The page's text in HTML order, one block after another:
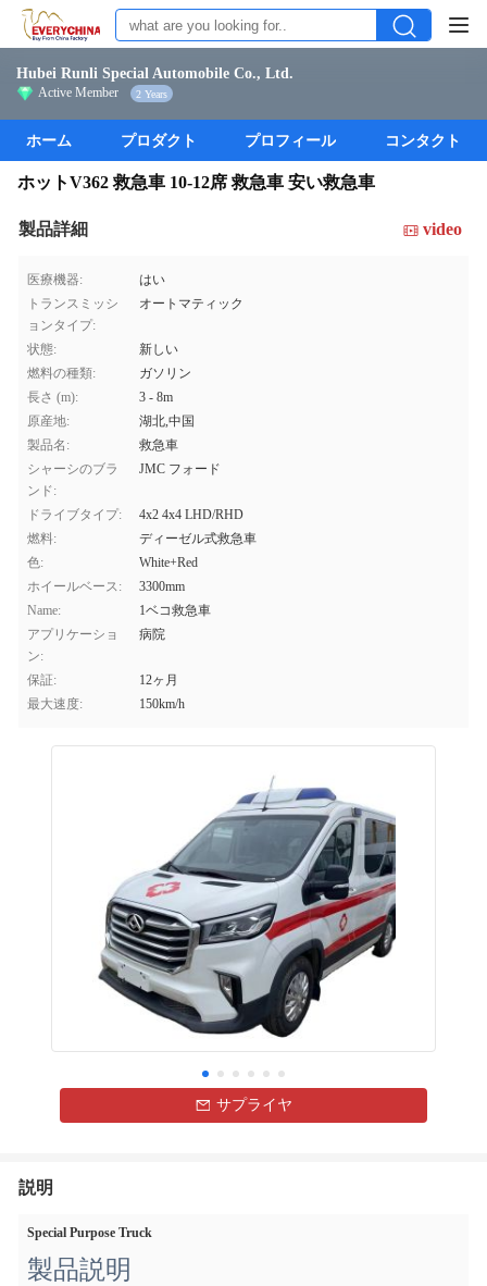
Hubei Runli Special Automobile Co., Ltd.
Active Member 2 Years
ホーム プロダクト プロフィール コンタクト
ホットV362 救急車 10-12席 救急車 安い救急車
製品詳細 video
医療機器:
はい
トランスミッシ
ョンタイプ:
オートマティック
状態:
新しい
燃料の種類:
ガソリン
長さ (m):
3 - 8m
原産地:
湖北,中国
製品名:
救急車
シャーシのブラ
ンド:
JMC フォード
ドライブタイプ:
4x2 4x4 LHD/RHD
燃料:
ディーゼル式救急車
色:
White+Red
ホイールベース:
3300mm
Name:
1ベコ救急車
アプリケーショ
ン:
病院
保証:
12ヶ月
最大速度:
150km/h
サプライヤ
説明
Special Purpose Truck
製品説明